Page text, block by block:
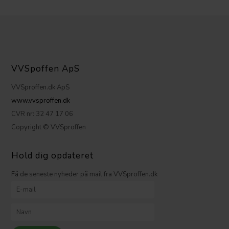
VVSpoffen ApS
VVSproffen.dk ApS
www.vvsproffen.dk
CVR nr: 32 47 17 06
Copyright © VVSproffen
Hold dig opdateret
Få de seneste nyheder på mail fra VVSproffen.dk